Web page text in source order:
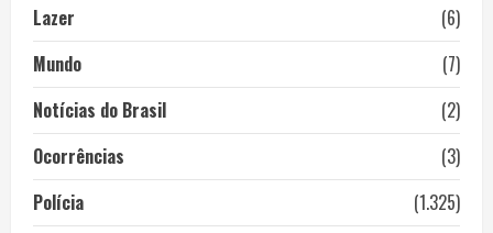
Lazer
(6)
Mundo
(7)
Notícias do Brasil
(2)
Ocorrências
(3)
Polícia
(1.325)